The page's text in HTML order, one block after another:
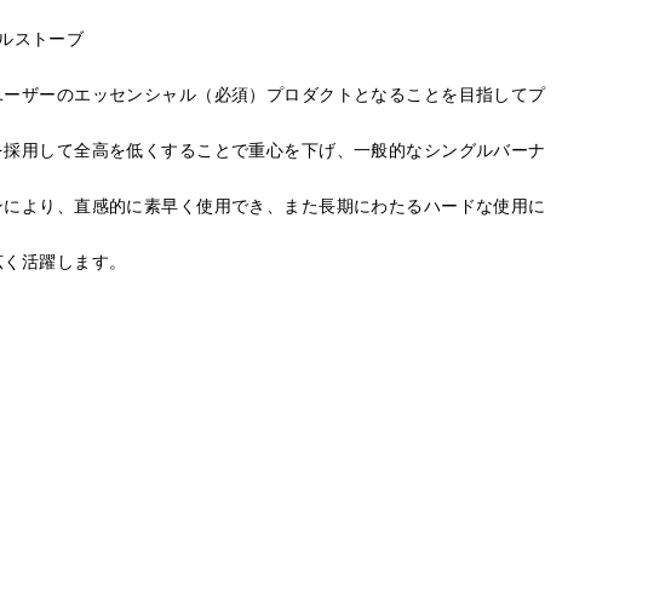
ストーブ
ザーのエッセンシャル（必須）プロダクトとなることを目指してプ
用して全高を低くすることで重心を下げ、一般的なシングルバーナ
より、直感的に素早く使用でき、また長期にわたるハードな使用に
活躍します。